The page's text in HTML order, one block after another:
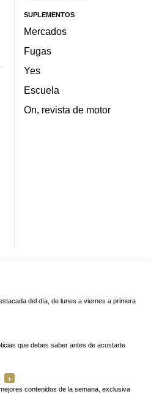
SUPLEMENTOS
Mercados
Fugas
Yes
Escuela
On, revista de motor
del día, de lunes a viernes a primera
que debes saber antes de acostarte
contenidos de la semana, exclusiva